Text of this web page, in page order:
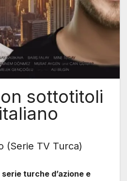
sottotitoli
(Serie TV Turca)
serie turche d’azione e